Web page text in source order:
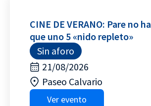
CINE DE VERANO: Pare no
que uno 5 «nido repleto»
Sin aforo
21/08/2026
Paseo Calvario
Ver evento